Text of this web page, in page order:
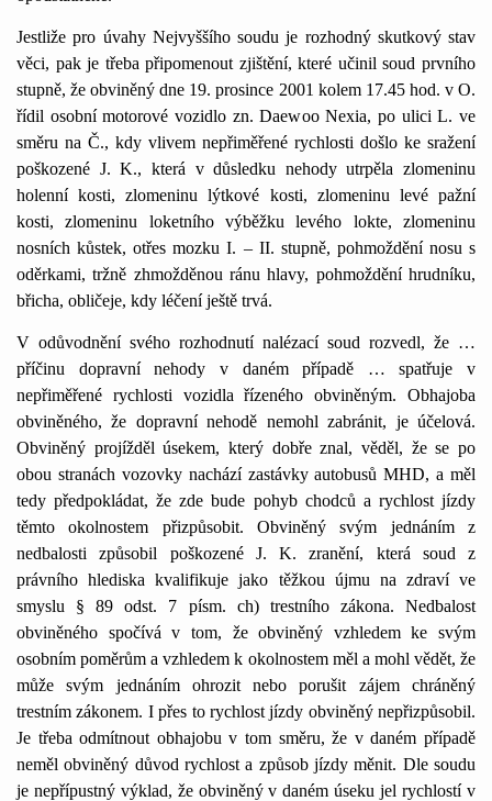
Jestliže pro úvahy Nejvyššího soudu je rozhodný skutkový stav
věci, pak je třeba připomenout zjištění, které učinil soud prvního
stupně, že obviněný dne 19. prosince 2001 kolem 17.45 hod. v O.
řídil osobní motorové vozidlo zn. Daewoo Nexia, po ulici L. ve
směru na Č., kdy vlivem nepřiměřené rychlosti došlo ke sražení
poškozené J. K., která v důsledku nehody utrpěla zlomeninu
holenní kosti, zlomeninu lýtkové kosti, zlomeninu levé pažní
kosti, zlomeninu loketního výběžku levého lokte, zlomeninu
nosních kůstek, otřes mozku I. – II. stupně, pohmoždění nosu s
oděrkami, tržně zhmožděnou ránu hlavy, pohmoždění hrudníku,
břicha, obličeje, kdy léčení ještě trvá.
V odůvodnění svého rozhodnutí nalézací soud rozvedl, že …
příčinu dopravní nehody v daném případě … spatřuje v
nepřiměřené rychlosti vozidla řízeného obviněným. Obhajoba
obviněného, že dopravní nehodě nemohl zabránit, je účelová.
Obviněný projížděl úsekem, který dobře znal, věděl, že se po
obou stranách vozovky nachází zastávky autobusů MHD, a měl
tedy předpokládat, že zde bude pohyb chodců a rychlost jízdy
těmto okolnostem přizpůsobit. Obviněný svým jednáním z
nedbalosti způsobil poškozené J. K. zranění, která soud z
právního hlediska kvalifikuje jako těžkou újmu na zdraví ve
smyslu § 89 odst. 7 písm. ch) trestního zákona. Nedbalost
obviněného spočívá v tom, že obviněný vzhledem ke svým
osobním poměrům a vzhledem k okolnostem měl a mohl vědět, že
může svým jednáním ohrozit nebo porušit zájem chráněný
trestním zákonem. I přes to rychlost jízdy obviněný nepřizpůsobil.
Je třeba odmítnout obhajobu v tom směru, že v daném případě
neměl obviněný důvod rychlost a způsob jízdy měnit. Dle soudu
je nepřípustný výklad, že obviněný v daném úseku jel rychlostí v